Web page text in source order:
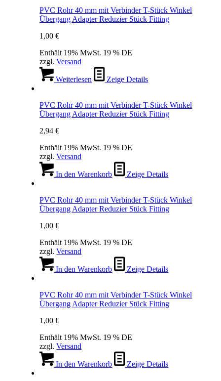
PVC Rohr 40 mm mit Verbinder T-Stück Winkel
Übergang Adapter Reduzier Stück Fitting
1,00€
Enthält 19% MwSt. 19 % DE
zzgl.Versand
Weiterlesen Zeige Details
PVC Rohr 40 mm mit Verbinder T-Stück Winkel
Übergang Adapter Reduzier Stück Fitting
2,94€
Enthält 19% MwSt. 19 % DE
zzgl.Versand
In den Warenkorb Zeige Details
PVC Rohr 40 mm mit Verbinder T-Stück Winkel
Übergang Adapter Reduzier Stück Fitting
1,00€
Enthält 19% MwSt. 19 % DE
zzgl.Versand
In den Warenkorb Zeige Details
PVC Rohr 40 mm mit Verbinder T-Stück Winkel
Übergang Adapter Reduzier Stück Fitting
1,00€
Enthält 19% MwSt. 19 % DE
zzgl.Versand
In den Warenkorb Zeige Details